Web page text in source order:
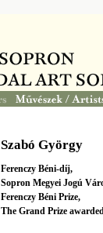
Szabó György
Ferenczy Béni-díj,
Sopron Megyei Jogú
Ferenczy Béni Prize,
The Grand Prize